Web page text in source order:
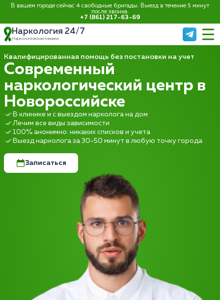
В вашем городе сейчас 4 свободные бригады. Выезд в течение 5 минут
после звонка:
+7 (861) 217-63-69
Наркология 24/7
Наркологическая клиника
Квалифицированная помощь без постановки на учет
Современный
наркологический центр в
Новороссийске
В клинике и с выездом нарколога на дом
Лечим все виды зависимости
100% анонимно: никаких списков и учета
Выезд нарколога за 30-50 минут в любую точку города
Записаться